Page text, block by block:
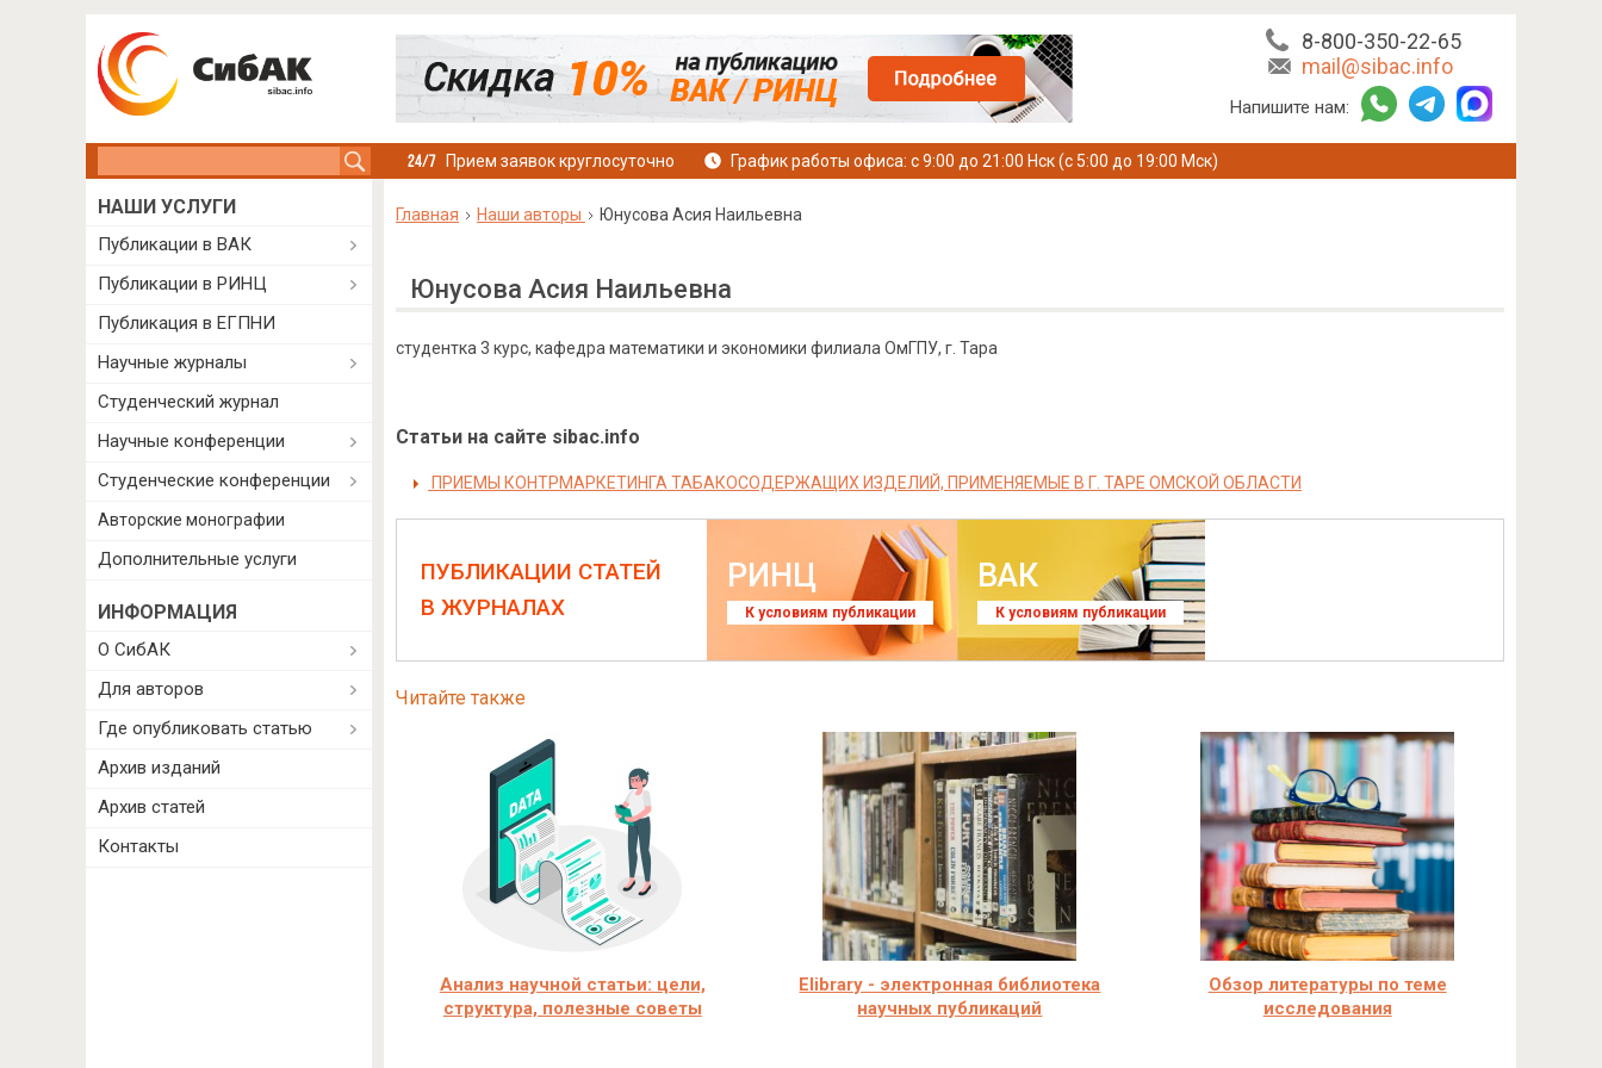
8-800-350-22-65
mail@sibac.info
Напишите нам:
Прием заявок круглосуточно График работы офиса: с 9:00 до 21:00 Нск (с 5:00 до 19:00 Мск)
Главная Наши авторы Юнусова Асия Наильевна
Юнусова Асия Наильевна
студентка 3 курс, кафедра математики и экономики филиала ОмГПУ, г. Тара
Статьи на сайте sibac.info
ПРИЕМЫ КОНТРМАРКЕТИНГА ТАБАКОСОДЕРЖАЩИХ ИЗДЕЛИЙ, ПРИМЕНЯЕМЫЕ В Г. ТАРЕ ОМСКОЙ ОБЛАСТИ
ПУБЛИКАЦИИ СТАТЕЙ
В ЖУРНАЛАХ
РИНЦ
К условиям публикации
ВАК
К условиям публикации
Читайте также
Анализ научной статьи: цели,
структура, полезные советы
Elibrary - электронная библиотека
научных публикаций
Обзор литературы по теме
исследования
НАШИ УСЛУГИ
Публикации в ВАК
Публикации в РИНЦ
Публикация в ЕГПНИ
Научные журналы
Студенческий журнал
Научные конференции
Студенческие конференции
Авторские монографии
Дополнительные услуги
ИНФОРМАЦИЯ
О СибАК
Для авторов
Где опубликовать статью
Архив изданий
Архив статей
Контакты